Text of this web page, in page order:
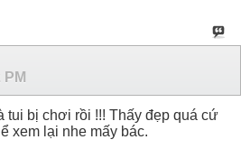
PM
tui bị chơi rồi !!! Thấy đẹp quá cứ
xem lại nhe mấy bác.